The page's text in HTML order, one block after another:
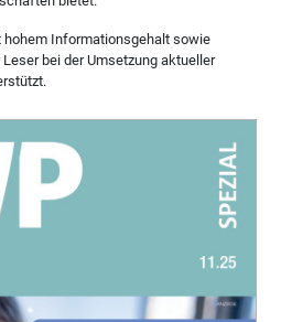
hohem Informationsgehalt sowie
bei der Umsetzung aktueller